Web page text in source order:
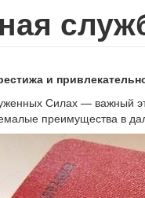
и
Силах — важный
преимущества в